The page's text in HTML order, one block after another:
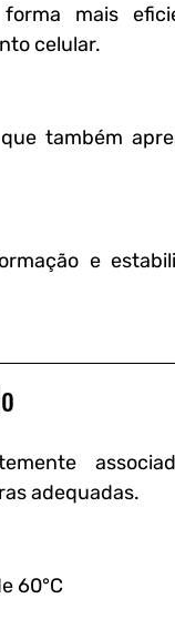
mais
celular.
também
e
adequadas.
60°C